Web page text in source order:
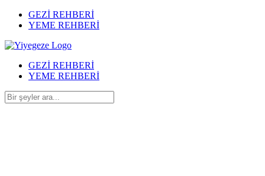
GEZİ REHBERİ
YEME REHBERİ
GEZİ REHBERİ
YEME REHBERİ